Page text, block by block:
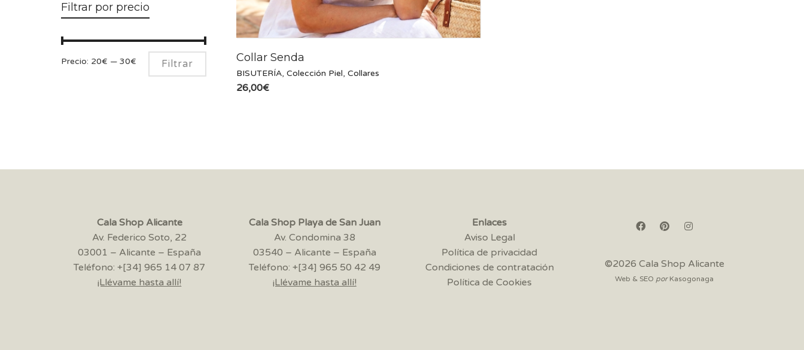
Collar Senda
BISUTERÍA, Colección Piel, Collares
26,00€
Filtrar por precio
Filtrar
Precio: 20€ — 30€
Cala Shop Alicante
Av. Federico Soto, 22
03001 – Alicante – España
Teléfono: +[34] 965 14 07 87
¡Llévame hasta allí!
Cala Shop Playa de San Juan
Av. Condomina 38
03540 – Alicante – España
Teléfono: +[34] 965 50 42 49
¡Llévame hasta allí!
Enlaces
Aviso Legal
Política de privacidad
Condiciones de contratación
Política de Cookies
©2026 Cala Shop Alicante
Web & SEO por Kasogonaga